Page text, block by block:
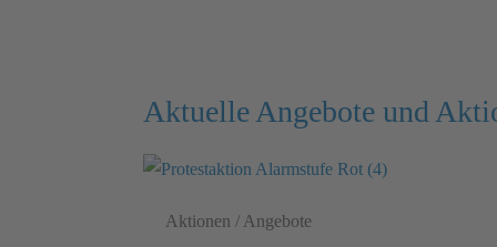
Aktuelle Angebote und
Aktionen / Angebote